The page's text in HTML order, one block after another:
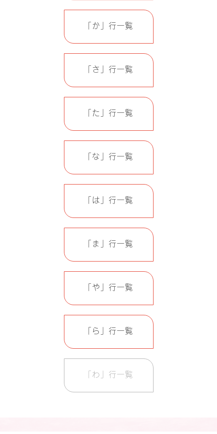
「か」行一覧
「さ」行一覧
「た」行一覧
「な」行一覧
「は」行一覧
「ま」行一覧
「や」行一覧
「ら」行一覧
「わ」行一覧